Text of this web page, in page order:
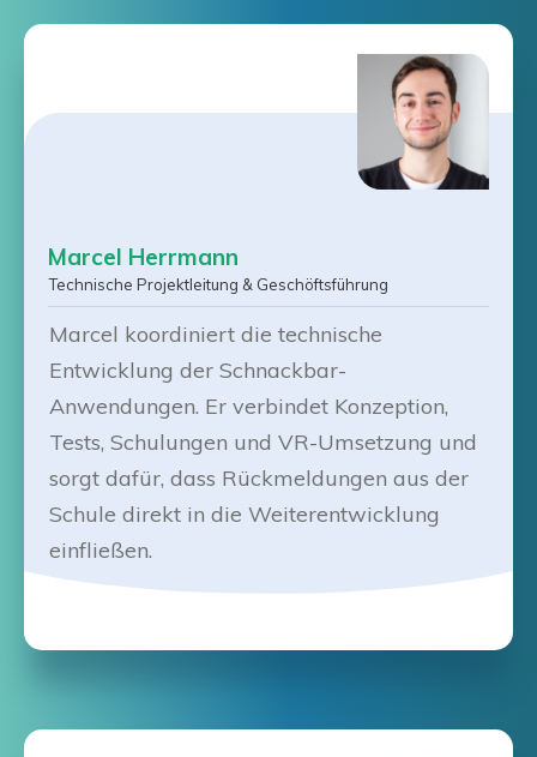
Marcel Herrmann
Technische Projektleitung & Geschöftsführung
Marcel koordiniert die technische
Entwicklung der Schnackbar-
Anwendungen. Er verbindet Konzeption,
Tests, Schulungen und VR-Umsetzung und
sorgt dafür, dass Rückmeldungen aus der
Schule direkt in die Weiterentwicklung
einfließen.